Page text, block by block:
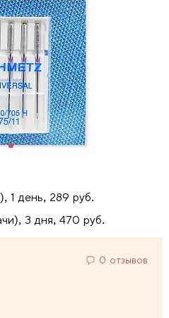
1 день, 289 руб.
3 дня, 470 руб.
0 отзывов